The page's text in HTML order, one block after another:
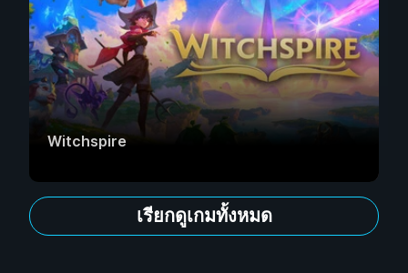
Witchspire
เรียกดูเกมทั้งหมด